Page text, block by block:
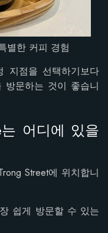
별한 커피 경험
지점을 선택하기보다
문하는 것이 좋습니
어디에 있을
Street에 위치합니
쉽게 방문할 수 있는